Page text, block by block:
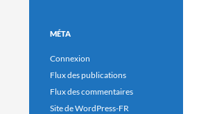
MÉTA
Connexion
Flux des publications
Flux des commentaires
Site de WordPress-FR